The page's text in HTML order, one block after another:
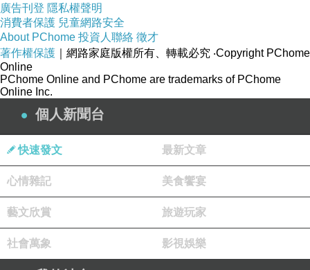
廣告刊登 隱私權聲明
消費者保護 兒童網路安全
About PChome 投資人聯絡 徵才
著作權保護 ｜網路家庭版權所有、轉載必究 ‧Copyright PChome
Online
PChome Online and PChome are trademarks of PChome
Online Inc.
個人新聞台
快速發文 最新文章
心情雜記 美食饗宴
藝文欣賞 旅遊玩家
社會萬象 影視娛樂